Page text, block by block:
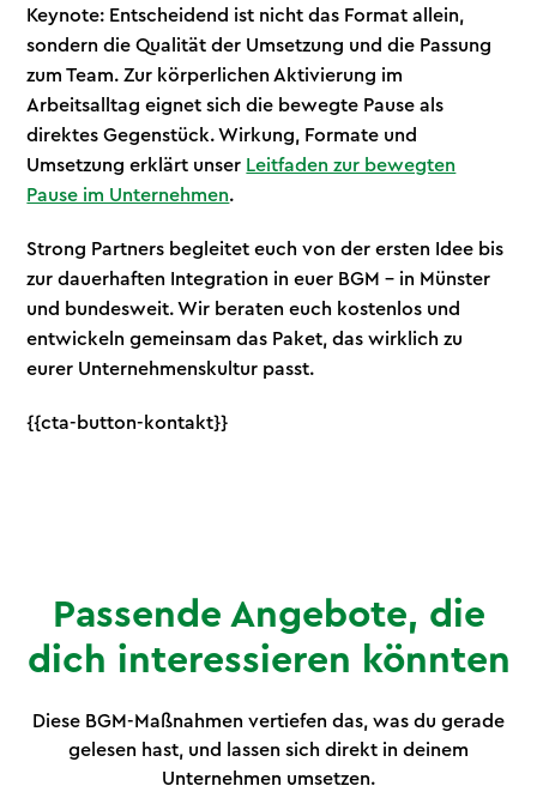
Keynote: Entscheidend ist nicht das Format allein,
sondern die Qualität der Umsetzung und die Passung
zum Team. Zur körperlichen Aktivierung im
Arbeitsalltag eignet sich die bewegte Pause als
direktes Gegenstück. Wirkung, Formate und
Umsetzung erklärt unser Leitfaden zur bewegten
Pause im Unternehmen.
Strong Partners begleitet euch von der ersten Idee bis
zur dauerhaften Integration in euer BGM - in Münster
und bundesweit. Wir beraten euch kostenlos und
entwickeln gemeinsam das Paket, das wirklich zu
eurer Unternehmenskultur passt.
{{cta-button-kontakt}}
Passende Angebote, die
dich interessieren könnten
Diese BGM-Maßnahmen vertiefen das, was du gerade
gelesen hast, und lassen sich direkt in deinem
Unternehmen umsetzen.